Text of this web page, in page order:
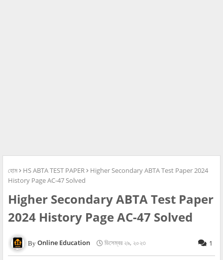
হোম HS ABTA TEST PAPER
Higher Secondary ABTA Test Paper 2024
History Page AC-47 Solved
Higher Secondary ABTA Test Paper
2024 History Page AC-47 Solved
Online Education ডিসেম্বর ২৯, ২০২৩ 1